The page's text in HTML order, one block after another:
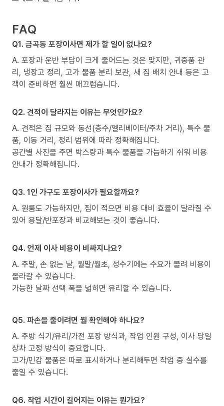
FAQ
Q1. 금곡동 포장이사면 제가 할 일이 없나요?
A. 포장과 운반 부담이 크게 줄어드는 것은 맞지만, 귀중품 관
리, 냉장고 정리, 고가 물품 분리 보관, 새 집 배치 안내 등은 고
객이 준비하면 훨씬 매끄럽습니다.
Q2. 견적이 달라지는 이유는 무엇인가요?
A. 견적은 짐 규모와 동선(층수/엘리베이터/주차 거리), 특수 물
품, 이동 거리, 정리 범위에 따라 정확해집니다.
공간별 사진을 주면 박스량과 특수 물품을 가늠하기 쉬워 비용
안내가 정확해집니다.
Q3. 1인 가구도 포장이사가 필요할까요?
A. 원룸도 가능하지만, 짐이 적으면 비용 대비 효율이 달라질 수
있어 용달/반포장과 비교해보는 것이 좋습니다.
Q4. 언제 이사 비용이 비싸지나요?
A. 주말, 손 없는 날, 월말/월초, 성수기에는 수요가 몰려 비용이
올라갈 수 있습니다.
가능한 날짜 선택 폭을 넓히면 유리할 수 있습니다.
Q5. 파손을 줄이려면 뭘 확인해야 하나요?
A. 주방 식기/유리/가전 포장 방식과, 작업 인원 구성, 이사 당일
상차 고정 방식이 중요합니다.
고가/민감 물품은 따로 표시하거나 분리해두면 작업 중 실수를
줄일 수 있습니다.
Q6. 작업 시간이 길어지는 이유는 뭔가요?